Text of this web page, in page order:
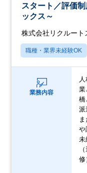
スタート／評価
ックス～
株式会社リクルート
職種・業界未経験OK
業務内容
業
橋
派
や
未
修